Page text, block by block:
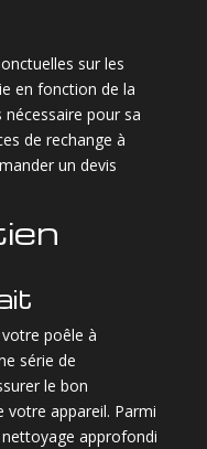
sur les
en fonction de la
nécessaire pour sa
de rechange à
un devis
poêle à
série de
le bon
appareil. Parmi
approfondi